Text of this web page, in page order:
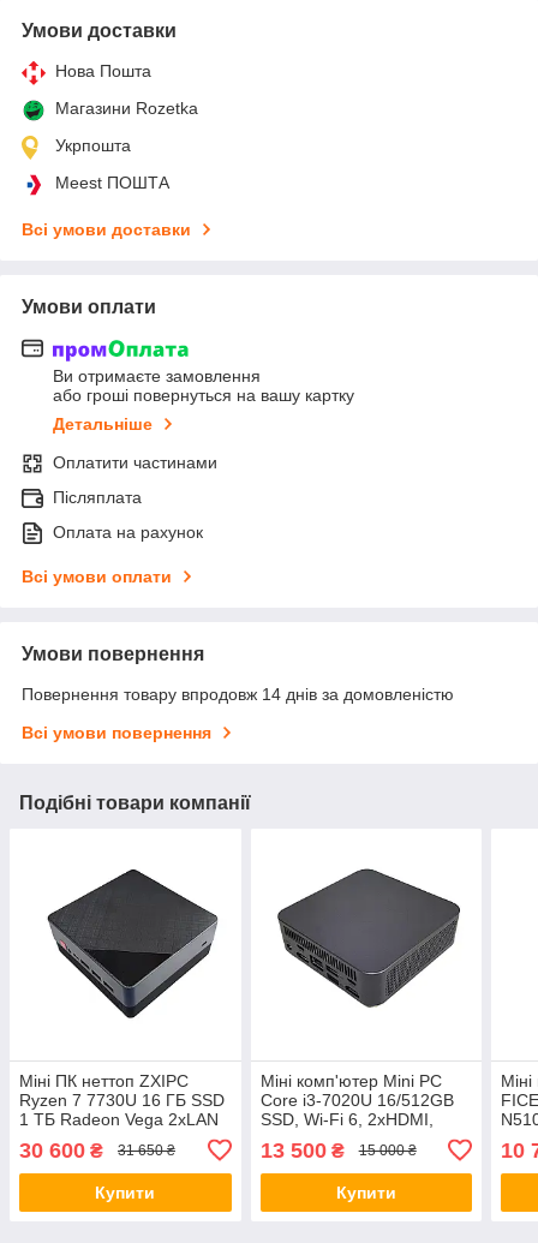
Умови доставки
Нова Пошта
Магазини Rozetka
Укрпошта
Meest ПОШТА
Всі умови доставки
Умови оплати
Ви отримаєте замовлення
або гроші повернуться на вашу картку
Детальніше
Оплатити частинами
Післяплата
Оплата на рахунок
Всі умови оплати
Умови повернення
Повернення товару впродовж 14 днів за домовленістю
Всі умови повернення
Подібні товари компанії
Міні ПК неттоп ZXIPC
Ryzen 7 7730U 16 ГБ SSD
1 ТБ Radeon Vega 2xLAN
2xHDMI DP Wi-Fi 6 Type-
C, Windows 11
30 600 ₴ 31 650 ₴
Купити
Міні комп'ютер Mini PC
Core i3-7020U 16/512GB
SSD, Wi-Fi 6, 2xHDMI,
неттоп
13 500₴ 15 000 ₴
Купити
BT
10